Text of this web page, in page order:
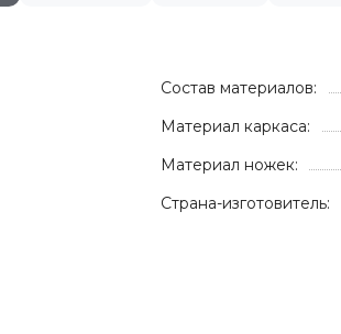
Состав материалов:
Материал каркаса:
Материал ножек:
Страна-изготовитель: